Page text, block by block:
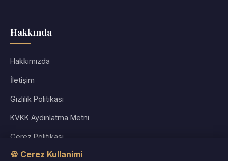
Hakkında
Hakkımızda
İletişim
Gizlilik Politikası
KVKK Aydınlatma Metni
Çerez Politikası
Kullanım Koşulları
🍪 Cerez Kullanimi